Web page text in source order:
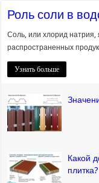
Роль соли в
Соль, или хлорид натрия,
распространенных
Узнать больше
Какой
плитка?